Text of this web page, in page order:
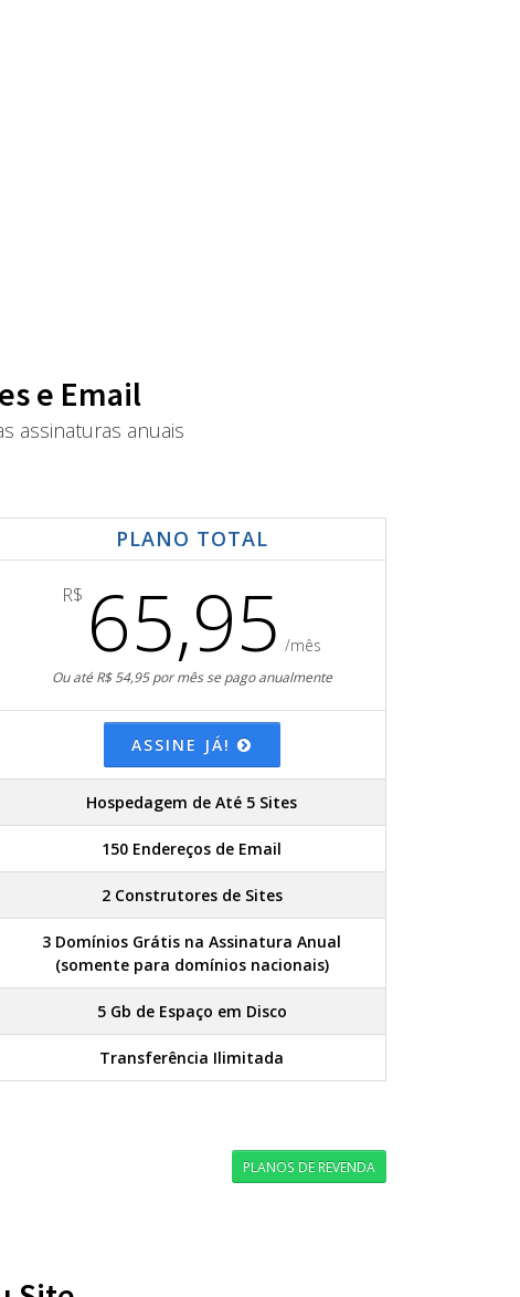
e Email
assinaturas anuais
PLANO TOTAL
R$ 65,95 /mês
Ou até R$ 54,95 por mês se pago anualmente
ASSINE JÁ!
Hospedagem de Até 5 Sites
150 Endereços de Email
2 Construtores de Sites
3 Domínios Grátis na Assinatura Anual
(somente para domínios nacionais)
5 Gb de Espaço em Disco
Transferência Ilimitada
PLANOS DE REVENDA